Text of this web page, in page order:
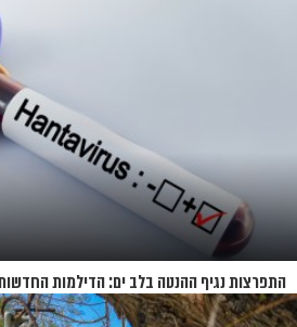
התפרצות נגיף ההנטה בלב ים: הדילמות